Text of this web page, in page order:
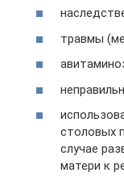
травмы
столовых
случае
матери к